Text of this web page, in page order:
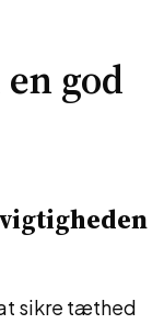
god
sikre tæthed